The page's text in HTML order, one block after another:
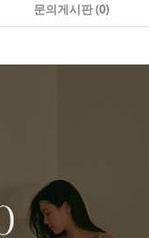
문의게시판 (0)